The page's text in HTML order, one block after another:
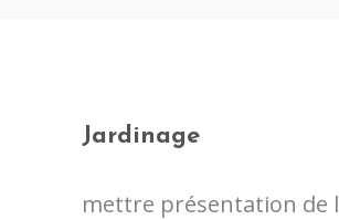
Jardinage
mettre présentation de l